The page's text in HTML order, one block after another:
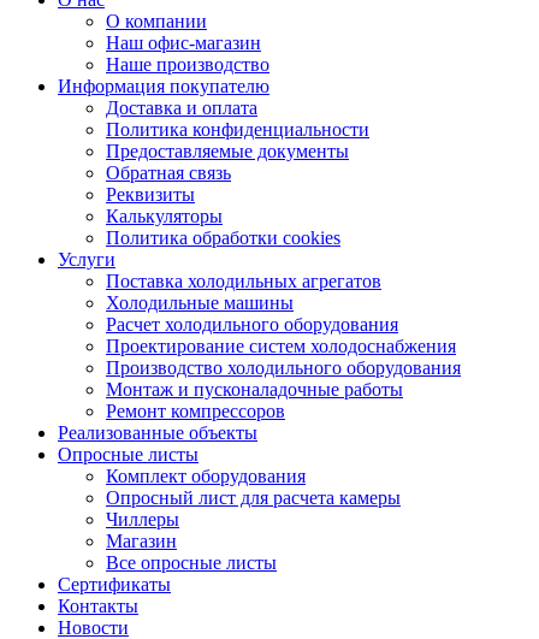
О компании
Наш офис-магазин
Наше производство
Информация покупателю
Доставка и оплата
Политика конфиденциальности
Предоставляемые документы
Обратная связь
Реквизиты
Калькуляторы
Политика обработки cookies
Услуги
Поставка холодильных агрегатов
Холодильные машины
Расчет холодильного оборудования
Проектирование систем холодоснабжения
Производство холодильного оборудования
Монтаж и пусконаладочные работы
Ремонт компрессоров
Реализованные объекты
Опросные листы
Комплект оборудования
Опросный лист для расчета камеры
Чиллеры
Магазин
Все опросные листы
Сертификаты
Контакты
Новости